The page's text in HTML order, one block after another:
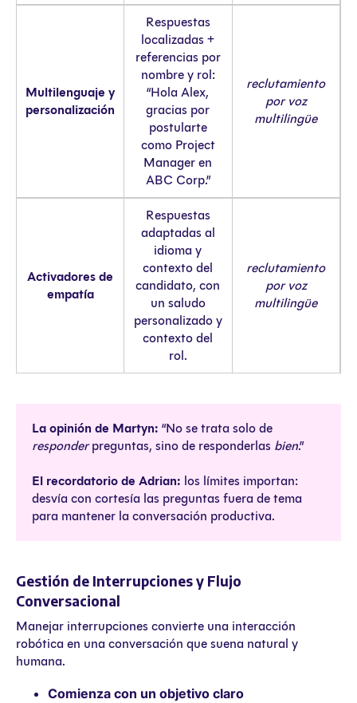
Multilenguaje y
personalización
Respuestas
localizadas +
referencias por
nombre y rol:
“Hola Alex,
gracias por
postularte
como Project
Manager en
ABC Corp.”
reclutamiento
por voz
multilingüe
Activadores de
empatía
Respuestas
adaptadas al
idioma y
contexto del
candidato, con
un saludo
personalizado y
contexto del
rol.
reclutamiento
por voz
multilingüe
La opinión de Martyn: “No se trata solo de
responderpreguntas, sino de responderlas bien.”
El recordatorio de Adrian: los límites importan:
desvía con cortesía las preguntas fuera de tema
para mantener la conversación productiva.
Gestión de Interrupciones y Flujo
Conversacional
Manejar interrupciones convierte una interacción
robótica en una conversación que suena natural y
humana.
Comienza con un objetivo claro